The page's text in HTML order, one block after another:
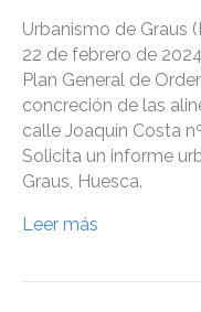
Urbanismo de Graus
22 de febrero de
Plan General de
concreción de las
calle Joaquín Costa
Solicita un informe
Graus, Huesca.
Leer más